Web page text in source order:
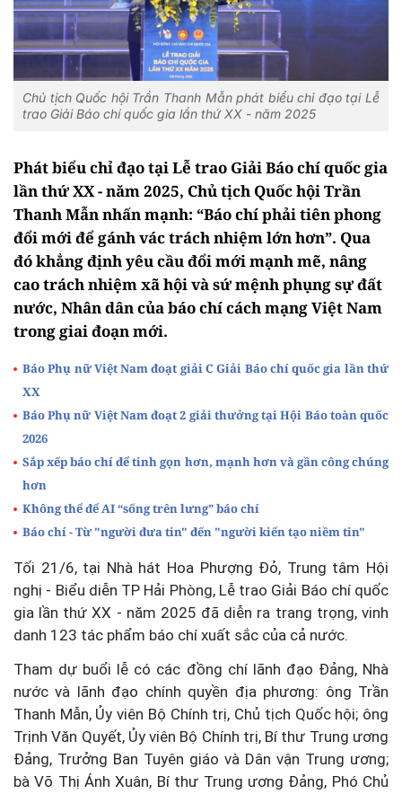
Chủ tịch Quốc hội Trần Thanh Mẫn phát biểu chỉ đạo tại Lễ
trao Giải Báo chí quốc gia lần thứ XX - năm 2025
Phát biểu chỉ đạo tại Lễ trao Giải Báo chí quốc gia
lần thứ XX - năm 2025, Chủ tịch Quốc hội Trần
Thanh Mẫn nhấn mạnh: “Báo chí phải tiên phong
đổi mới để gánh vác trách nhiệm lớn hơn”. Qua
đó khẳng định yêu cầu đổi mới mạnh mẽ, nâng
cao trách nhiệm xã hội và sứ mệnh phụng sự đất
nước, Nhân dân của báo chí cách mạng Việt Nam
trong giai đoạn mới.
Báo Phụ nữ Việt Nam đoạt giải C Giải Báo chí quốc gia lần thứ
XX
Báo Phụ nữ Việt Nam đoạt 2 giải thưởng tại Hội Báo toàn quốc
2026
Sắp xếp báo chí để tinh gọn hơn, mạnh hơn và gần công chúng
hơn
Không thể để AI “sống trên lưng” báo chí
Báo chí - Từ "người đưa tin" đến "người kiến tạo niềm tin"
Tối 21/6, tại Nhà hát Hoa Phượng Đỏ, Trung tâm Hội
nghị - Biểu diễn TP Hải Phòng, Lễ trao Giải Báo chí quốc
gia lần thứ XX - năm 2025 đã diễn ra trang trọng, vinh
danh 123 tác phẩm báo chí xuất sắc của cả nước.
Tham dự buổi lễ có các đồng chí lãnh đạo Đảng, Nhà
nước và lãnh đạo chính quyền địa phương: ông Trần
Thanh Mẫn, Ủy viên Bộ Chính trị, Chủ tịch Quốc hội; ông
Trịnh Văn Quyết, Ủy viên Bộ Chính trị, Bí thư Trung ương
Đảng, Trưởng Ban Tuyên giáo và Dân vận Trung ương;
bà Võ Thị Ánh Xuân, Bí thư Trung ương Đảng, Phó Chủ